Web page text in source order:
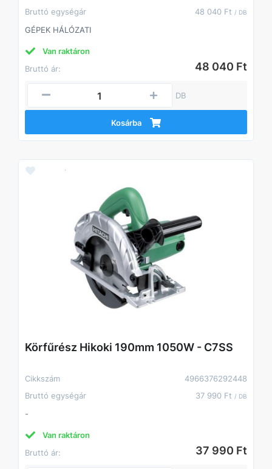
Bruttó egységár
48 040 Ft / DB
GÉPEK HÁLÓZATI
Van raktáron
Bruttó ár:
48 040 Ft
DB
Kosárba
Körfűrész Hikoki 190mm 1050W - C7SS
Cikkszám
4966376292448
Bruttó egységár
37 990 Ft / DB
-
Van raktáron
Bruttó ár:
37 990 Ft